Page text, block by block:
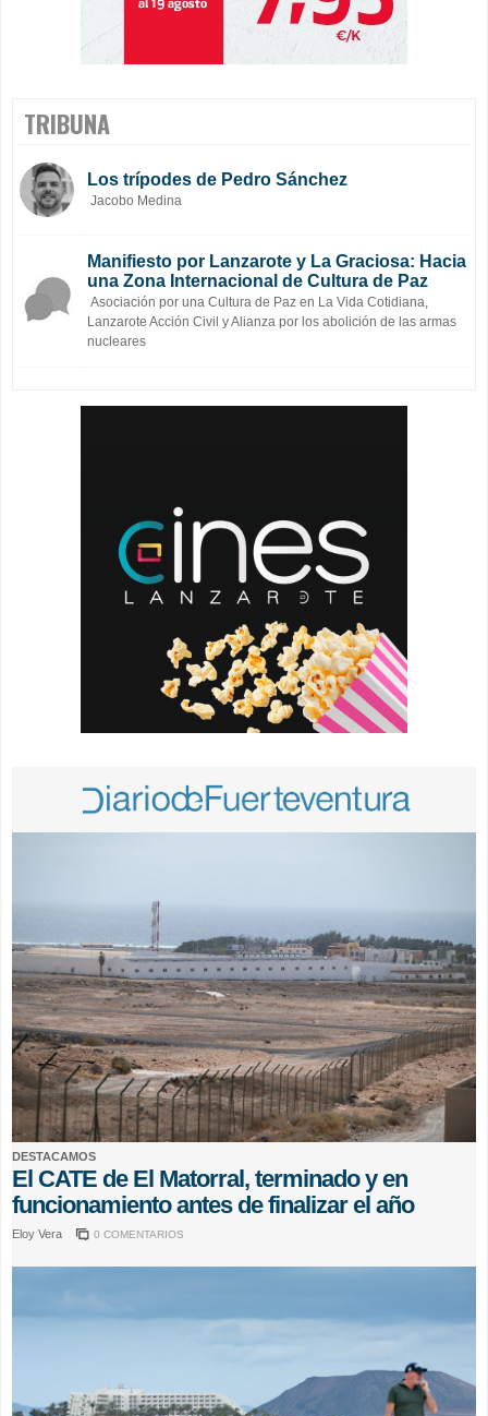
TRIBUNA
Los trípodes de Pedro Sánchez
Jacobo Medina
Manifiesto por Lanzarote y La Graciosa: Hacia
una Zona Internacional de Cultura de Paz
Asociación por una Cultura de Paz en La Vida Cotidiana,
Lanzarote Acción Civil y Alianza por los abolición de las armas
nucleares
DESTACAMOS
El CATE de El Matorral, terminado y en
funcionamiento antes de finalizar el año
Eloy Vera 0 COMENTARIOS